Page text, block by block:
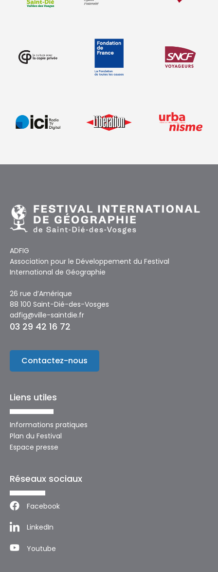
ADFIG
Association pour le Développement du Festival
International de Géographie
26 rue d’Amérique
88 100 Saint-Dié-des-Vosges
adfig@ville-saintdie.fr
03 29 42 16 72
Contactez-nous
Liens utiles
Informations pratiques
Plan du Festival
Espace presse
Réseaux sociaux
Facebook
LinkedIn
Youtube